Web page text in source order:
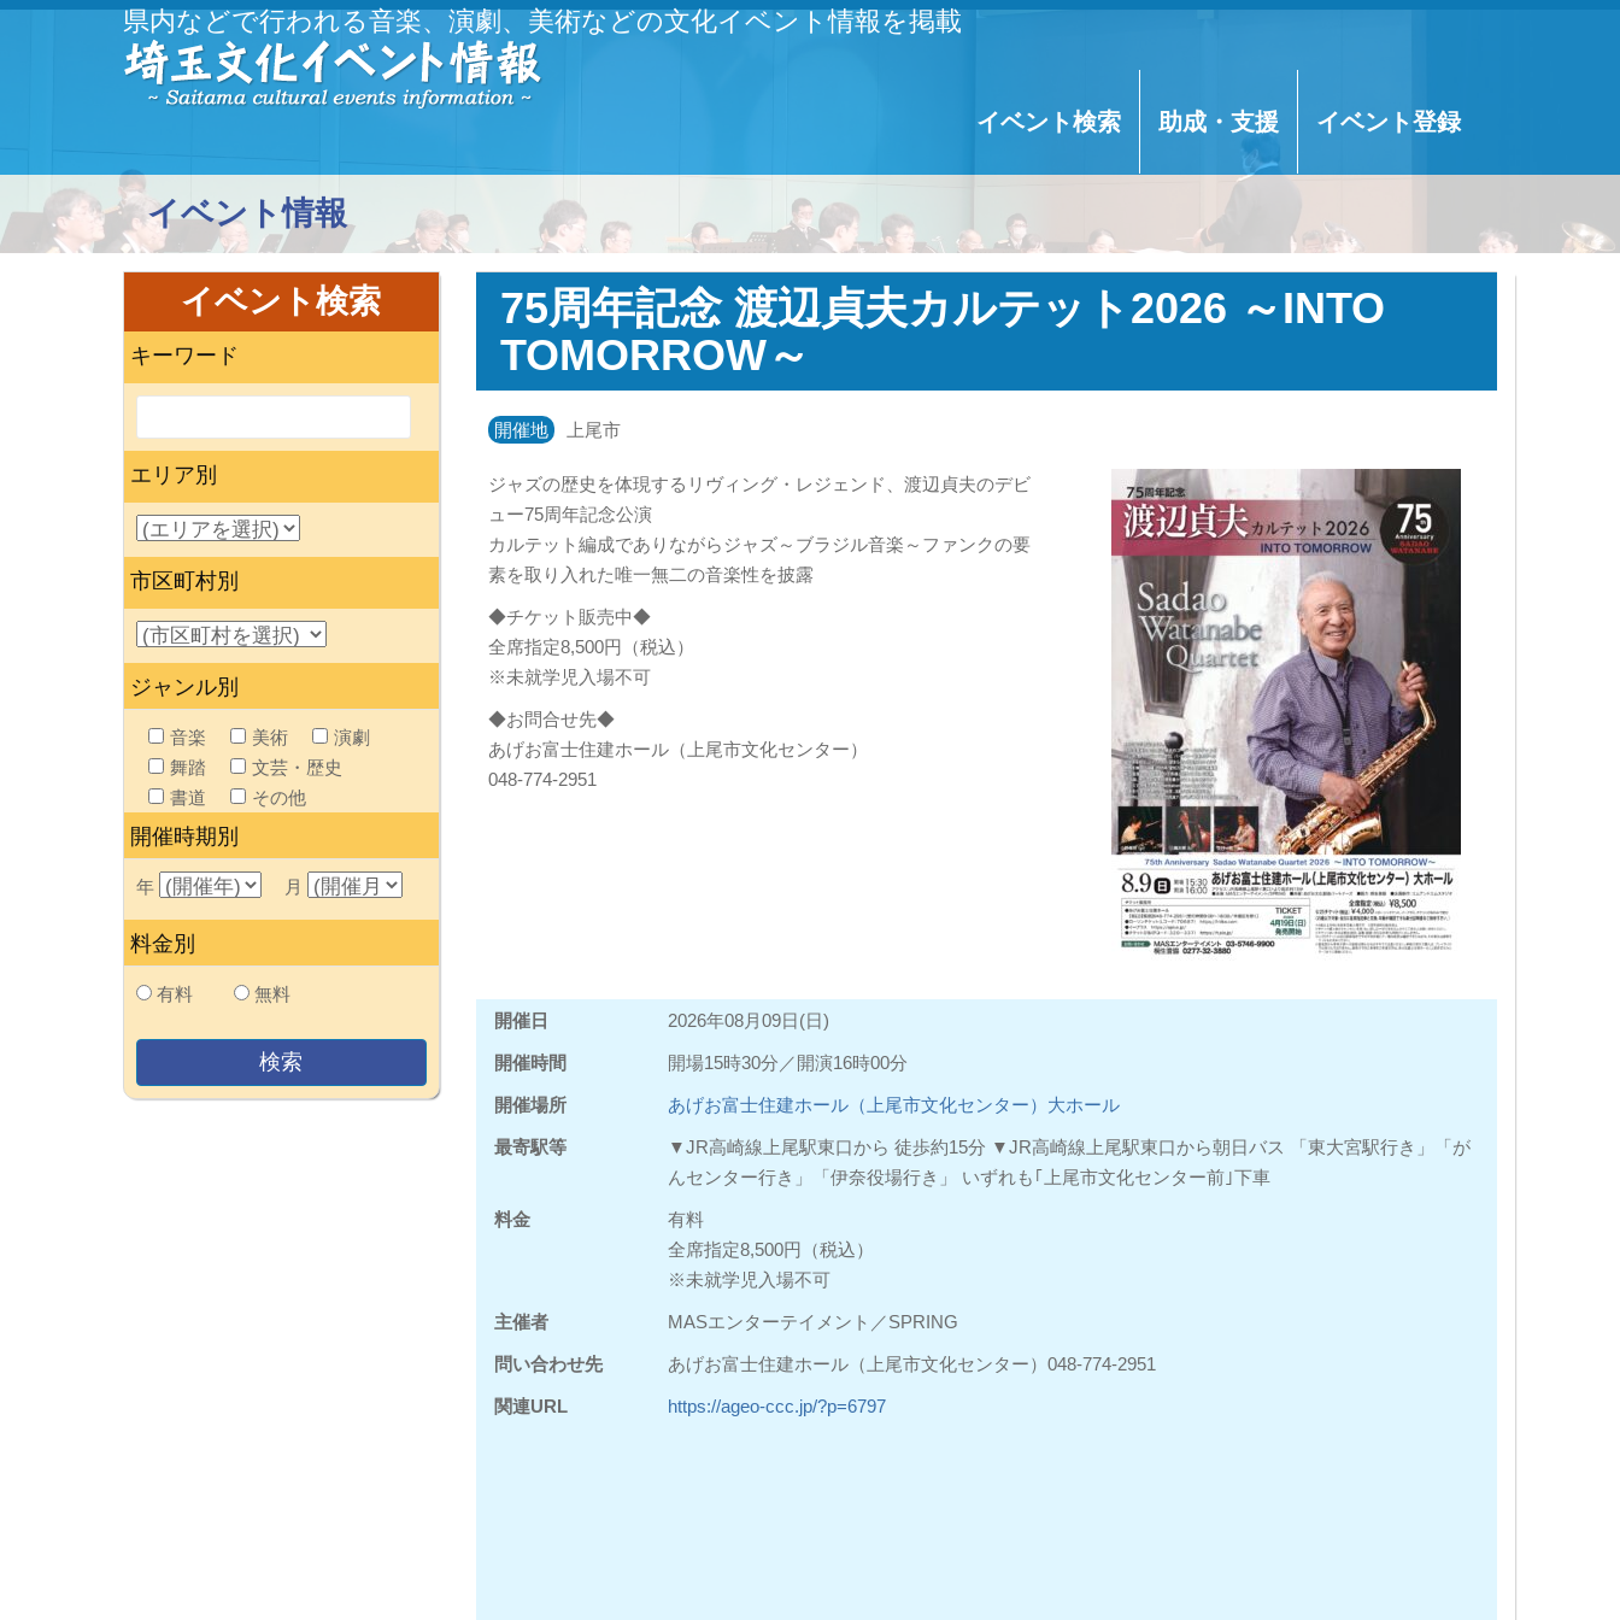
県内などで行われる音楽、演劇、美術などの文化イベント情報を掲載
イベント検索 助成・支援 イベント登録
イベント情報
75周年記念 渡辺貞夫カルテット2026 ～INTO
TOMORROW～
開催地 上尾市
ジャズの歴史を体現するリヴィング・レジェンド、渡辺貞夫のデビ
ュー75周年記念公演
カルテット編成でありながらジャズ～ブラジル音楽～ファンクの要
素を取り入れた唯一無二の音楽性を披露
◆チケット販売中◆
全席指定8,500円（税込）
※未就学児入場不可
◆お問合せ先◆
あげお富士住建ホール（上尾市文化センター）
048-774-2951
開催日 2026年08月09日(日)
開催時間 開場15時30分／開演16時00分
開催場所 あげお富士住建ホール（上尾市文化センター）大ホール
最寄駅等
▼JR高崎線上尾駅東口から 徒歩約15分 ▼JR高崎線上尾駅東口から朝日バス 「東大宮駅行き」「が
んセンター行き」「伊奈役場行き」 いずれも｢上尾市文化センター前｣下車
料金
有料
全席指定8,500円（税込）
※未就学児入場不可
主催者 MASエンターテイメント／SPRING
問い合わせ先 あげお富士住建ホール（上尾市文化センター）048-774-2951
関連URL https://ageo-ccc.jp/?p=6797
イベント検索
キーワード
エリア別
市区町村別
ジャンル別
音楽 美術
演劇
舞踏
文芸・歴史
書道
その他
開催時期別
年 月
料金別
有料 無料